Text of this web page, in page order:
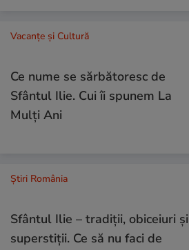
Vacanțe și Cultură
Ce nume se sărbătoresc de
Sfântul Ilie. Cui îi spunem La
Mulți Ani
Știri România
Sfântul Ilie – tradiții, obiceiuri și
superstiții. Ce să nu faci de